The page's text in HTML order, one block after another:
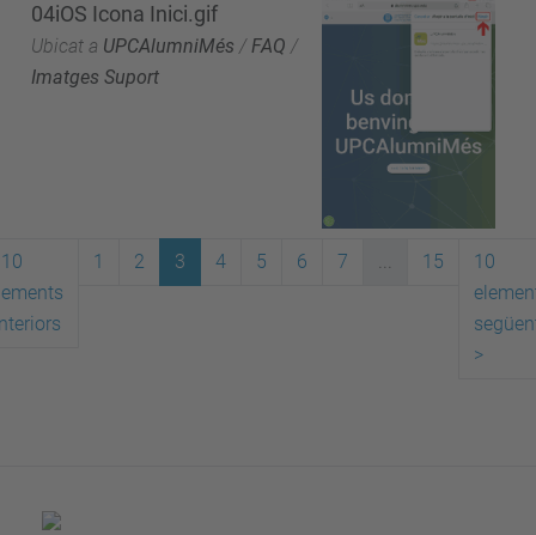
04iOS Icona Inici.gif
Ubicat a UPCAlumniMés /FAQ /
Imatges Suport
10
1 2 3 4 5 6 7 15
10
>